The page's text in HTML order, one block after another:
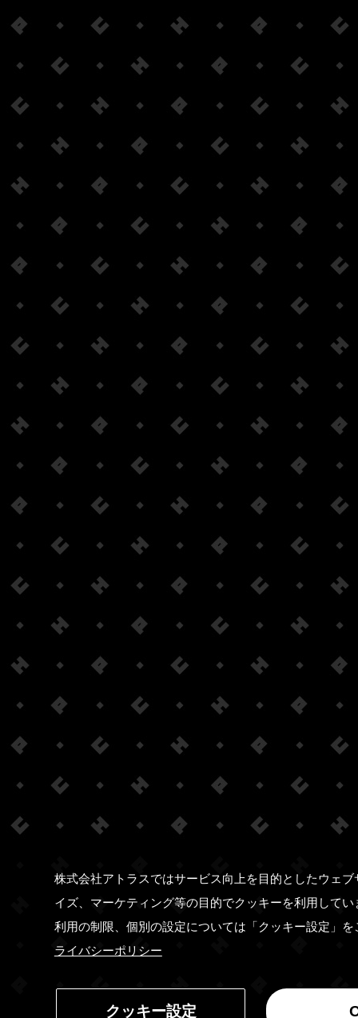
株式会社アトラスではサービス向上を目的としたウェ
イズ、マーケティング等の目的でクッキーを利用して
利用の制限、個別の設定については「クッキー設定」
ライバシーポリシー
クッキー設定